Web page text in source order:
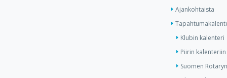
Ajankohtaista
Klubin kalenteri
Piirin kalenteriin
Suomen